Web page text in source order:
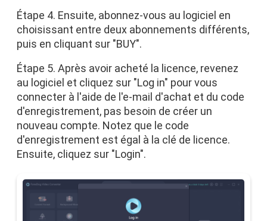
Étape 4. Ensuite, abonnez-vous au logiciel en
choisissant entre deux abonnements différents,
puis en cliquant sur "BUY".
Étape 5. Après avoir acheté la licence, revenez
au logiciel et cliquez sur "Log in" pour vous
connecter à l'aide de l'e-mail d'achat et du code
d'enregistrement, pas besoin de créer un
nouveau compte. Notez que le code
d'enregistrement est égal à la clé de licence.
Ensuite, cliquez sur "Login".